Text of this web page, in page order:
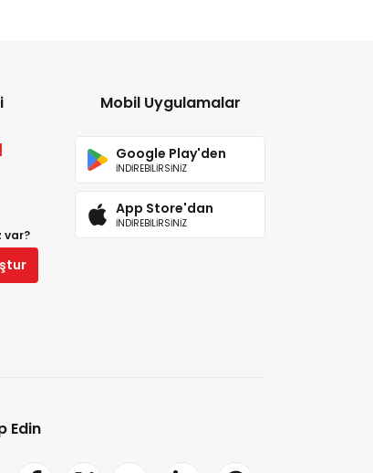
var?
Mobil Uygulamalar
Google Play'den
İNDİREBİLİRSİNİZ
App Store'dan
İNDİREBİLİRSİNİZ
Edin